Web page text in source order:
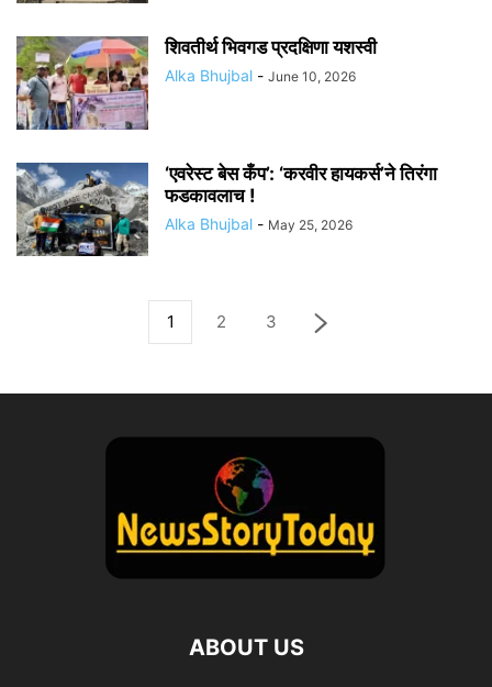
शिवतीर्थ भिवगड प्रदक्षिणा यशस्वी
Alka Bhujbal - June 10, 2026
‘एवरेस्ट बेस कँप’: ‘करवीर हायकर्स’ने तिरंगा
फडकावलाच !
Alka Bhujbal - May 25, 2026
1 2 3
ABOUT US